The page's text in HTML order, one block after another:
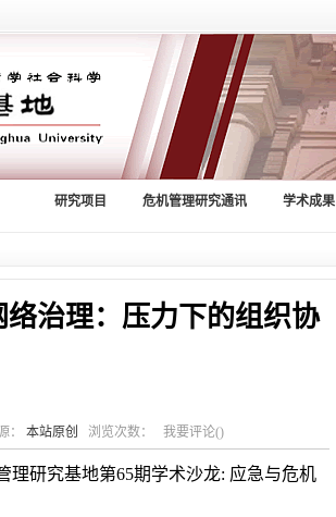
研究项目 危机管理研究通讯 学术成果
治理：压力下的组织协
：本站原创 浏览次数： 我要评论()
理研究基地第65期学术沙龙: 应急与危机